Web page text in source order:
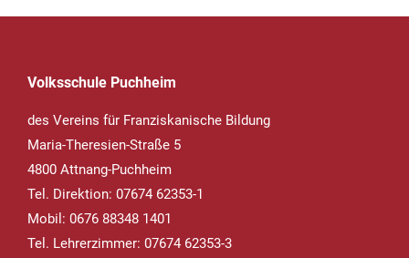
Volksschule Puchheim
des Vereins für Franziskanische Bildung
Maria-Theresien-Straße 5
4800 Attnang-Puchheim
Tel. Direktion: 07674 62353-1
Mobil: 0676 88348 1401
Tel. Lehrerzimmer: 07674 62353-3